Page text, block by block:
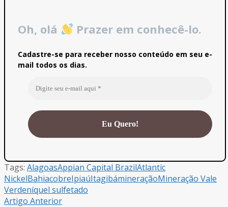
Oh, olá Prazer em conhecê-lo.
Cadastre-se para receber nosso conteúdo em seu e-
mail todos os dias.
Tags: AlagoasAppian Capital BrazilAtlantic
NickelBahiacobreIpiaúItagibámineraçãoMineração Vale
Verdeníquel sulfetado
Artigo Anterior